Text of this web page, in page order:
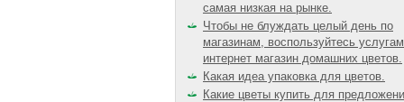
самая низкая на рынке.
Чтобы не блуждать целый день по
магазинам, воспользуйтесь
интернет магазин домашних цветов.
Какая идеа упаковка для цветов.
Какие цветы купить для